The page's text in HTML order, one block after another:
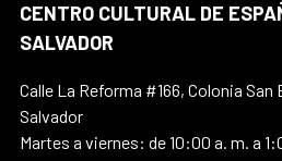
CENTRO CULTURAL DE
SALVADOR
Calle La Reforma #166, Colonia San
Salvador
Martes a viernes: de 10:00 a. m. a